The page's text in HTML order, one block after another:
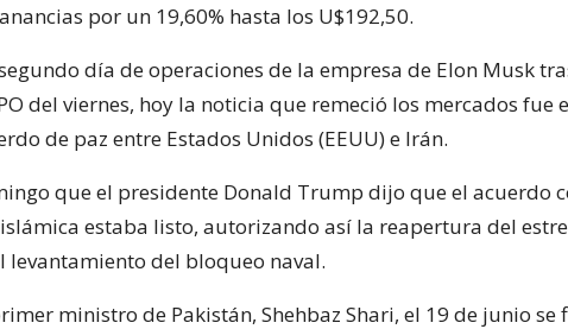
por un 19,60% hasta los U$192,50.
día de operaciones de la empresa de Elon Musk
del viernes, hoy la noticia que remeció los mercados fue
de paz entre Estados Unidos (EEUU) e Irán.
que el presidente Donald Trump dijo que el acuerdo
estaba listo, autorizando así la reapertura del
levantamiento del bloqueo naval.
ministro de Pakistán, Shehbaz Shari, el 19 de junio se